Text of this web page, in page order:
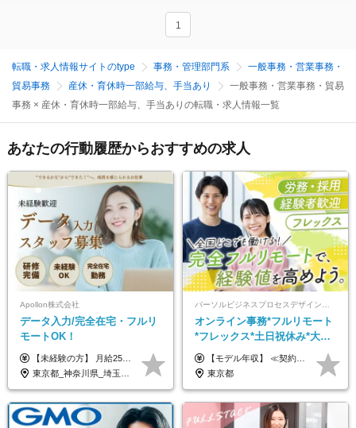
1
転職・求人情報サイトのtype 事務・管理部門系
一般事務・営業事務・
貿易事務
産休・育休時一部給与、手当あり
一般事務・営業事務・貿易
事務 × 産休・育休時一部給与、手当ありの転職・求人情報一覧
あなたの行動履歴からおすすめの求人
Apollon株式会社
データ入力/完全在宅・フルリ
モートOK！
【未経験の方】 月給25.5万円以上＋各種手当 【事務経験3年以上の方】 月給28万円以上＋各種手当 ※経験・スキル・年齢を考慮の上、決定します ※試用期間：3ヶ月(雇用形態は正社員、給与・待遇に変更はありません) ※残業代は全額別途支給 ※昇給：年1回（査定あり） ※賞与：年3回（業績に応じて支給） ＼努力がしっかり評価される環境です！／ 「どんなスキルを身につければ昇給できるか」が明確だから、 着実に成長しながら収入アップを目指せます。
東京都_神奈川県_埼玉県_千葉県_大阪府_愛知県_北海道_青森県_岩手県_宮城県_秋田県_山形県_福島県_茨城県_栃木県_群馬県_新潟県_山梨県_長野県_富山県_石川県_福井県_静岡県_岐阜県_三重県_兵庫県_京都府_滋賀県_奈良県_和歌山県_広島県_岡山県_鳥取県_島根県_山口県_徳島県_香川県_愛媛県_高知県_福岡県_熊本県_佐賀県_長崎県_大分県_宮崎県_鹿児島県_沖縄県
パーソルビジネスプロセスデザイン株式会社 事業開発本部
オンライン事務*フルリモート
*フレックス*土日祝休み*大手
パーソルグループ*オンライン
面接*30～40代活躍中
【モデル年収】 ≪契約社員≫ 年収330万円 (基本給23万 ＋ 地区手当3万円 ＋ 賞与)：都内在住 年収264万円 (基本給21万 ＋ 賞与)：静岡県在住 --------------- ●月給21万円～28万9900円＋賞与（年2回）＋各種手当 ●1年目想定給与：年収264万円～364万円 ●経験やスキルに応じて優遇します！ ※お住まいの地域により0～3万円の地区手当を支給しております ※試用期間中（3ヶ月間）の雇用形態および待遇に差異はありません ※残業代については選考時に詳細をご説明します ※通算契約期間の上限は5年となります ≪アルバイト≫ ●時給1,250円～2,300円 ●経験やスキルに応じて優遇します！ ●ご希望に応じ、扶養内での勤務も可能です！ ※試用期間中の雇用形態および待遇に差異はありません
東京都